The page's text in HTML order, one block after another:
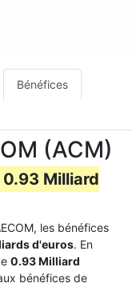
Bénéfices
(ACM)
0.93 Milliard
les bénéfices
d'euros. En
0.93 Milliard
bénéfices de